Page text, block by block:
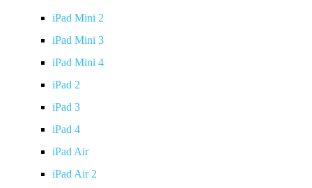
iPad Mini 2
iPad Mini 3
iPad Mini 4
iPad 2
iPad 3
iPad 4
iPad Air
iPad Air 2